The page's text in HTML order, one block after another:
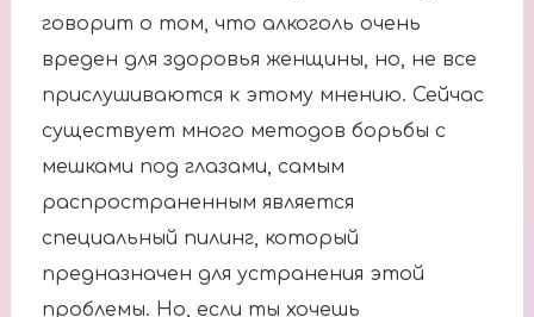
говорит о том, что алкоголь очень
вреден для здоровья женщины, но, не все
прислушиваются к этому мнению. Сейчас
существует много методов борьбы с
мешками под глазами, самым
распространенным является
специальный пилинг, который
предназначен для устранения этой
проблемы. Но, если ты хочешь